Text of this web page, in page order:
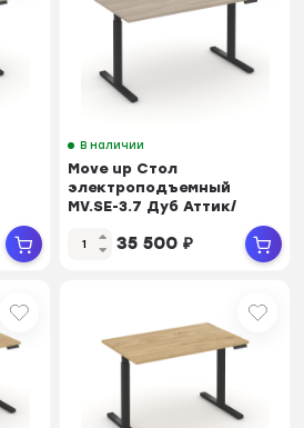
В наличии
Move up Стол
электроподъемный
MV.SE-3.7 Дуб Аттик/
1380*720*720-...
35 500 ₽